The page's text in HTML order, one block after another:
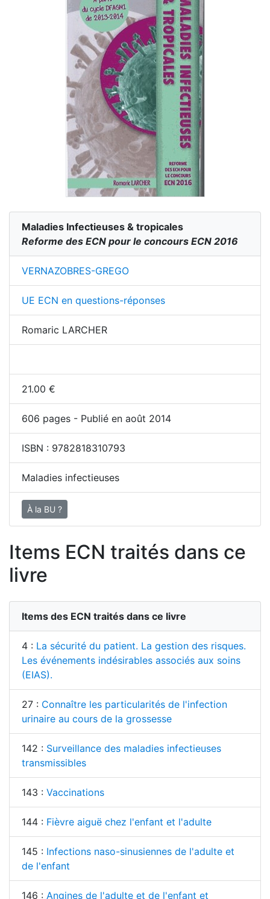
Maladies Infectieuses & tropicales
Reforme des ECN pour le concours ECN 2016
VERNAZOBRES-GREGO
UE ECN en questions-réponses
Romaric LARCHER
21.00 €
606 pages - Publié en août 2014
ISBN : 9782818310793
Maladies infectieuses
À la BU ?
Items ECN traités dans ce
livre
Items des ECN traités dans ce livre
4 : La sécurité du patient. La gestion des risques.
Les événements indésirables associés aux soins
(EIAS).
27 : Connaître les particularités de l'infection
urinaire au cours de la grossesse
142 : Surveillance des maladies infectieuses
transmissibles
143 : Vaccinations
144 : Fièvre aiguë chez l'enfant et l'adulte
145 : Infections naso-sinusiennes de l'adulte et
de l'enfant
146 : Angines de l'adulte et de l'enfant et